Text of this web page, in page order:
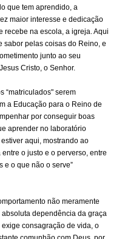
que tem aprendido, a
maior interesse e dedicação
recebe na escola, a igreja. Aqui
sabor pelas coisas do Reino, e
junto ao seu
Cristo, o Senhor.
“matriculados" serem
a Educação para o Reino de
por conseguir boas
aprender no laboratório
aqui, mostrando ao
o justo e o perverso, entre
e o que não o serve”
não meramente
absoluta dependência da graça
consagração de vida, o